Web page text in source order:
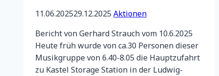
11.06.202529.12.2025 Aktionen
Bericht von Gerhard Strauch vom 10.6.2025
Heute früh wurde von ca.30 Personen dieser
Musikgruppe von 6.40-8.05 die Hauptzufahrt
zu Kastel Storage Station in der Ludwig-